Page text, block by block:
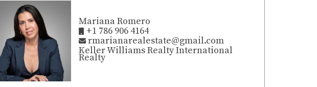
Mariana Romero
+1 786 906 4164
rmarianarealestate@gmail.com
Keller Williams Realty International
Realty